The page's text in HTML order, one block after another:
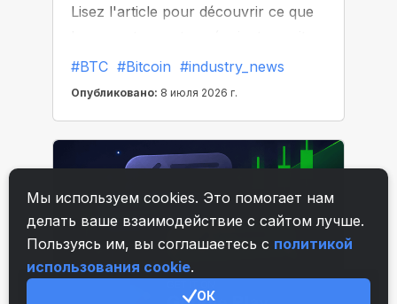
Мы используем cookies. Это помогает нам
делать ваше взаимодействие с сайтом лучше.
Пользуясь им, вы соглашаетесь с политикой
использования cookie.
ОК